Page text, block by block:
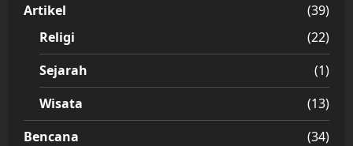
Artikel
(39)
Religi
(22)
Sejarah
(1)
Wisata
(13)
Bencana
(34)